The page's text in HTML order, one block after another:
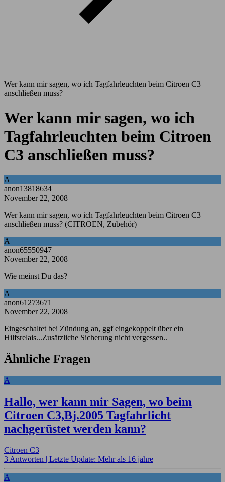
Wer kann mir sagen, wo ich Tagfahrleuchten beim Citroen C3
anschließen muss?
Wer kann mir sagen, wo ich
Tagfahrleuchten beim Citroen
C3 anschließen muss?
A
anon13818634
November 22, 2008
Wer kann mir sagen, wo ich Tagfahrleuchten beim Citroen C3
anschließen muss? (CITROEN, Zubehör)
A
anon65550947
November 22, 2008
Wie meinst Du das?
A
anon61273671
November 22, 2008
Eingeschaltet bei Zündung an, ggf eingekoppelt über ein
Hilfsrelais...Zusätzliche Sicherung nicht vergessen..
Ähnliche Fragen
A
Hallo, wer kann mir Sagen, wo beim
Citroen C3,Bj.2005 Tagfahrlicht
nachgerüstet werden kann?
Citroen C3
3 Antworten | Letzte Update: Mehr als 16 jahre
A